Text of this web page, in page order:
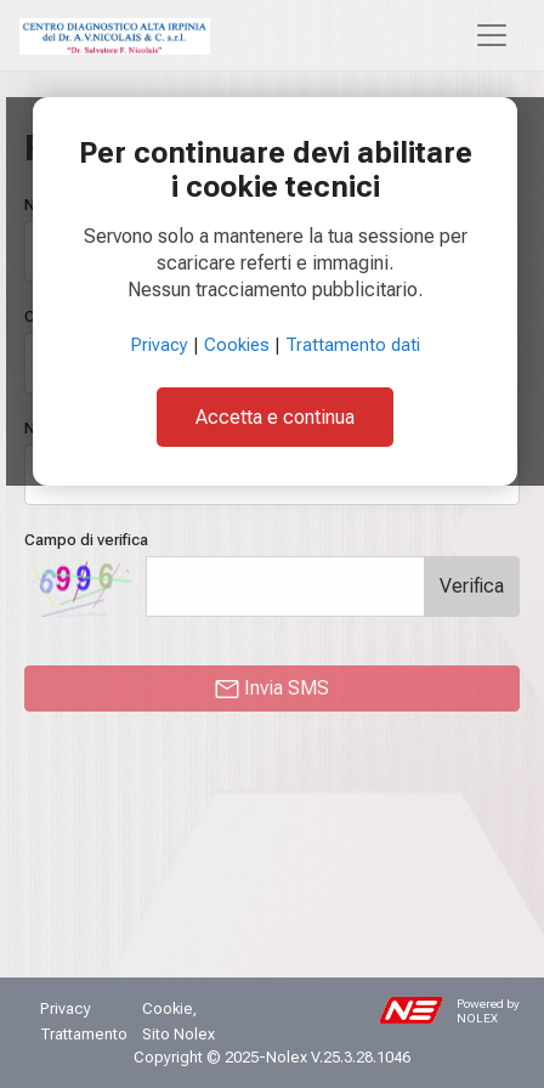
Per continuare devi abilitare
i cookie tecnici
Servono solo a mantenere la tua sessione per
scaricare referti e immagini.
Nessun tracciamento pubblicitario.
Privacy| Cookies Trattamento dati
Accetta e continua
Reset della Password
Nome (in maiuscolo)
Cognome (in maiuscolo)
Numero di Telefono
Campo di verifica
Verifica
Invia SMS
Powered by
NOLEX
Privacy
Cookie,
Trattamento
Sito Nolex
Copyright © 2025-Nolex V.25.3.28.1046